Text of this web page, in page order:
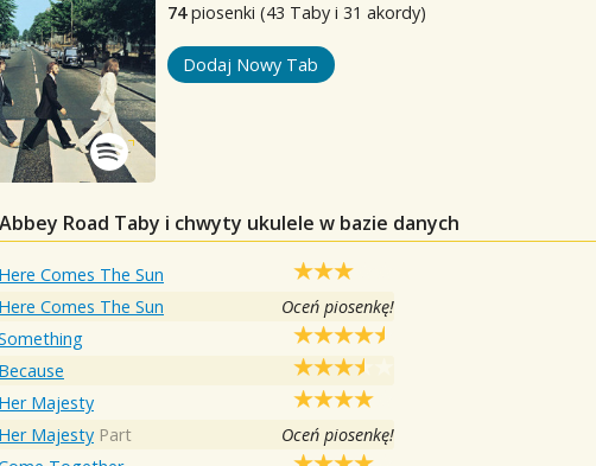
74piosenki (43 Taby i 31 akordy)
Dodaj Nowy Tab
Abbey Road Taby i chwyty ukulele w bazie danych
Here Comes The Sun
Here Comes The Sun Oceń piosenkę!
Because
Her Majesty
Her Majesty Part Oceń piosenkę!